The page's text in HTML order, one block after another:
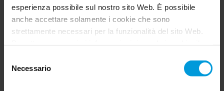
esperienza possibile sul nostro sito Web. È possibile
anche accettare solamente i cookie che sono
strettamente necessari per la funzionalità del sito Web.
dettagli”.
Per quanto riguarda i cookie, il consenso dell’utente si
delNecessario
USB 3.2 Tipo A Gen2 (10 Gbps)